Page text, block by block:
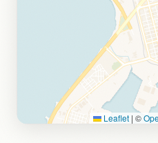
Leaflet | ©